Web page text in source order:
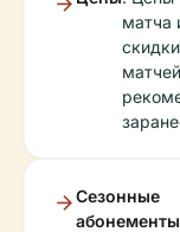
матча
Сезонные
абонементы